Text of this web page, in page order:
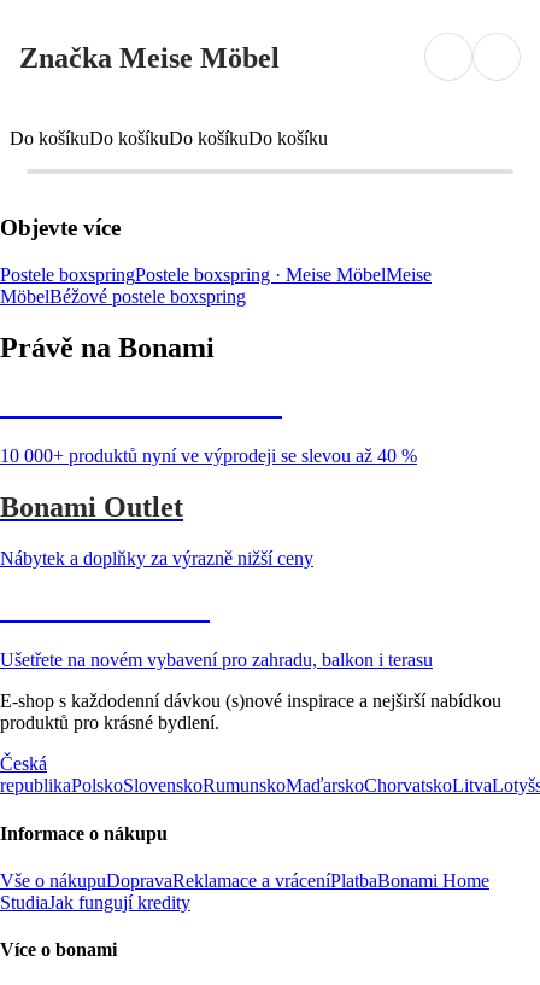
Značka Meise Möbel
Do košíkuDo košíkuDo košíkuDo košíku
Objevte více
Postele boxspringPostele boxspring · Meise MöbelMeise
MöbelBéžové postele boxspring
Právě na Bonami
10 000+ produktů nyní ve výprodeji se slevou až 40 %
Bonami Outlet
Nábytek a doplňky za výrazně nižší ceny
Ušetřete na novém vybavení pro zahradu, balkon i terasu
E-shop s každodenní dávkou (s)nové inspirace a nejširší nabídkou
produktů pro krásné bydlení.
Česká
republikaPolskoSlovenskoRumunskoMaďarskoChorvatskoLitva
Informace o nákupu
Vše o nákupuDopravaReklamace a vráceníPlatbaBonami Home
StudiaJak fungují kredity
Více o bonami